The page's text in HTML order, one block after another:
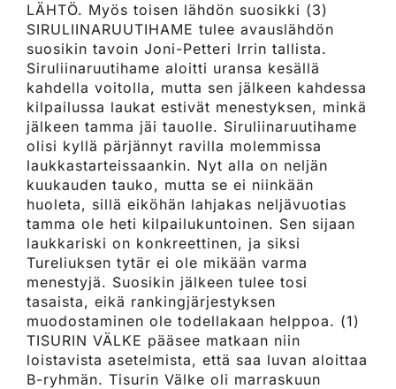
LÄHTÖ. Myös toisen lähdön suosikki (3)
SIRULIINARUUTIHAME tulee avauslähdön
suosikin tavoin Joni-Petteri Irrin tallista.
Siruliinaruutihame aloitti uransa kesällä
kahdella voitolla, mutta sen jälkeen kahdessa
kilpailussa laukat estivät menestyksen, minkä
jälkeen tamma jäi tauolle. Siruliinaruutihame
olisi kyllä pärjännyt ravilla molemmissa
laukkastarteissaankin. Nyt alla on neljän
kuukauden tauko, mutta se ei niinkään
huoleta, sillä eiköhän lahjakas neljävuotias
tamma ole heti kilpailukuntoinen. Sen sijaan
laukkariski on konkreettinen, ja siksi
Tureliuksen tytär ei ole mikään varma
menestyjä. Suosikin jälkeen tulee tosi
tasaista, eikä rankingjärjestyksen
muodostaminen ole todellakaan helppoa. (1)
TISURIN VÄLKE pääsee matkaan niin
loistavista asetelmista, että saa luvan aloittaa
B-ryhmän. Tisurin Välke oli marraskuun